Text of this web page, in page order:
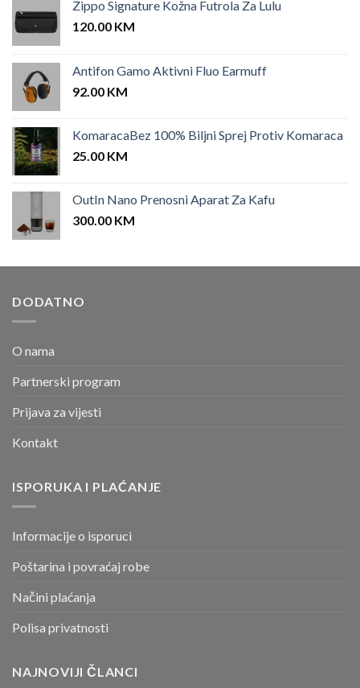
Zippo Signature Kožna Futrola Za Lulu
120.00 KM
Antifon Gamo Aktivni Fluo Earmuff
92.00 KM
KomaracaBez 100% Biljni Sprej Protiv Komaraca
25.00 KM
OutIn Nano Prenosni Aparat Za Kafu
300.00 KM
DODATNO
O nama
Partnerski program
Prijava za vijesti
Kontakt
ISPORUKA I PLAĆANJE
Informacije o isporuci
Poštarina i povraćaj robe
Načini plaćanja
Polisa privatnosti
NAJNOVIJI ČLANCI